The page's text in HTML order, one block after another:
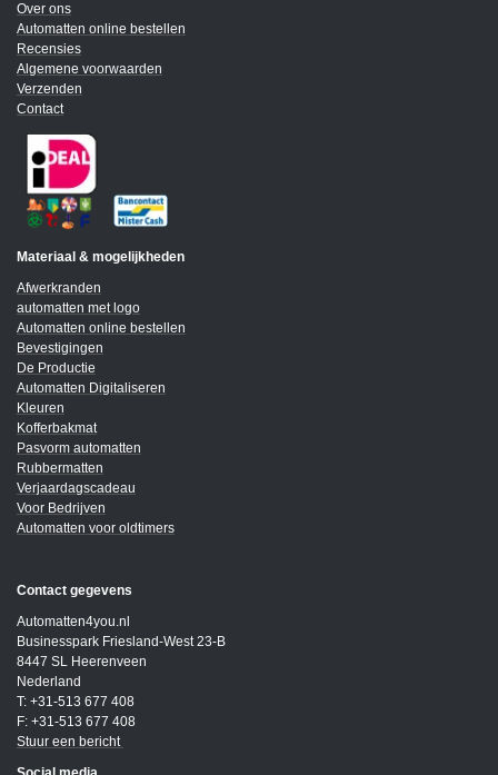
Over ons
Automatten online bestellen
Recensies
Algemene voorwaarden
Verzenden
Contact
Materiaal & mogelijkheden
Afwerkranden
automatten met logo
Automatten online bestellen
Bevestigingen
De Productie
Automatten Digitaliseren
Kleuren
Kofferbakmat
Pasvorm automatten
Rubbermatten
Verjaardagscadeau
Voor Bedrijven
Automatten voor oldtimers
Contact gegevens
Automatten4you.nl
Businesspark Friesland-West 23-B
8447 SL Heerenveen
Nederland
T: +31-513 677 408
F: +31-513 677 408
Stuur een bericht